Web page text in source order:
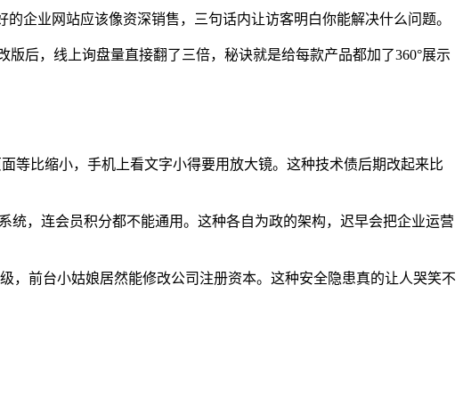
企业网站应该像资深销售，三句话内让访客明白你能解决什么问题。
后，线上询盘量直接翻了三倍，秘诀就是给每款产品都加了360°展示
等比缩小，手机上看文字小得要用放大镜。这种技术债后期改起来比
，连会员积分都不能通用。这种各自为政的架构，迟早会把企业运营
，前台小姑娘居然能修改公司注册资本。这种安全隐患真的让人哭笑不